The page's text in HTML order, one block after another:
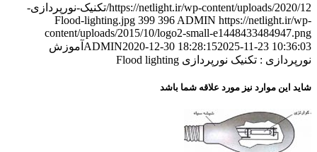
https://netlight.ir/wp-content/uploads/2020/12/تکنیک-نورپردازی-
Flood-lighting.jpg 399 396 ADMIN https://netlight.ir/wp-
content/uploads/2015/10/logo2-small-e1448433484947.png
ADMIN2020-12-30 18:28:152025-11-23 10:36:03
آموزش
نورپردازی : تکنیک نورپردازی Flood lighting
شاید این موارد نیز مورد علاقه شما باشد